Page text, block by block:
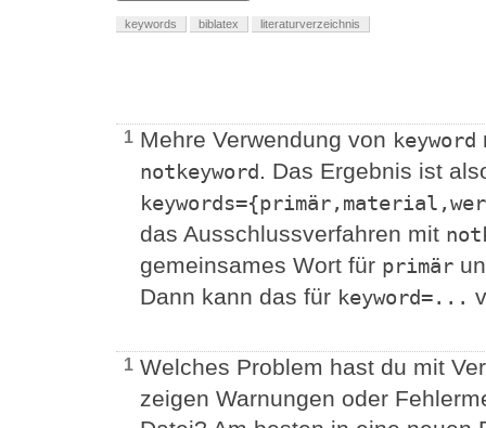
keywords biblatex literaturverzeichnis
1 Mehre Verwendung von keyword
notkeyword . Das Ergebnis ist
das Ausschlussverfahren mit
gemeinsames Wort für primär
Dann kann das für keyword=...
1 Welches Problem hast du mit
zeigen Warnungen oder